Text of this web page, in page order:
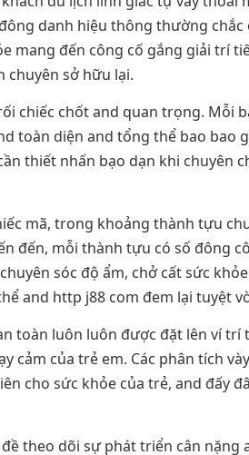
danh hiệu thông thường
mang đến công cố gắng giải trí
chuyên sở hữu lại.
chiếc chốt and quan trọng. Mỗi
toàn diện and tổng thể bao bao
thiết nhấn bạo dạn khi
mã, trong khoảng thành tựu
đến, mỗi thành tựu có số đông
sóc độ ẩm, chở cất sức
and http j88 com đem lại tuyệt
toàn luôn luôn được đặt lên ví
cảm của trẻ em. Các phân tích
cho sức khỏe của trẻ, and đấy
theo dõi sự phát triển cân